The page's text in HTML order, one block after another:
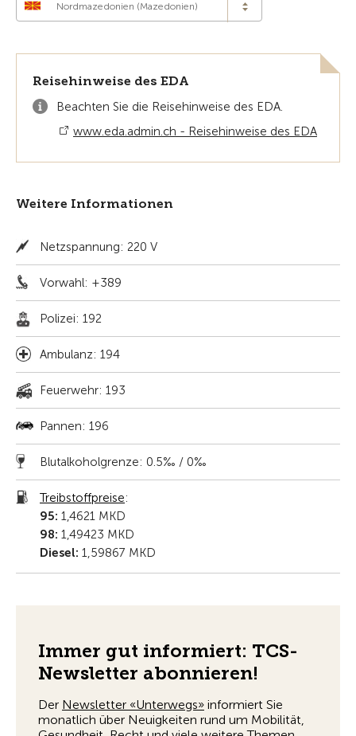
Nordmazedonien (Mazedonien)
Reisehinweise des EDA
Beachten Sie die Reisehinweise des EDA.
www.eda.admin.ch - Reisehinweise des EDA
Weitere Informationen
Netzspannung: 220 V
Vorwahl: +389
Polizei: 192
Ambulanz: 194
Feuerwehr: 193
Pannen: 196
Blutalkoholgrenze: 0.5‰ / 0‰
Treibstoffpreise:
95: 1,4621 MKD
98: 1,49423 MKD
Diesel: 1,59867 MKD